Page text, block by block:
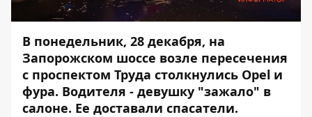
В понедельник, 28 декабря, на
Запорожском шоссе возле пересечения
с проспектом Труда столкнулись Opel и
фура. Водителя - девушку "зажало" в
салоне. Ее доставали спасатели.